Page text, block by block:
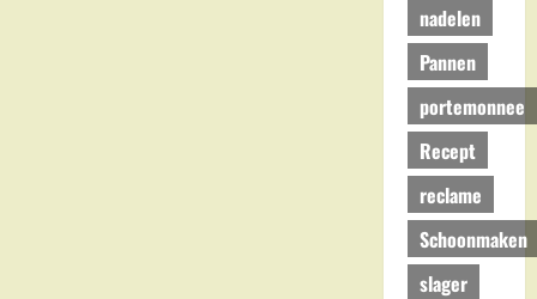
nadelen
Pannen
portemonnee
Recept
reclame
Schoonmaken
slager